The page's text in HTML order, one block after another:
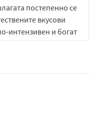
постепенно се
вкусови
интензивен и богат
с характерна
в
в комбинация с